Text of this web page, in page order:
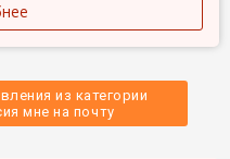
из категории
мне на почту